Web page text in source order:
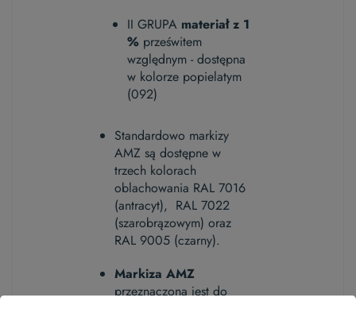
II GRUPA materiał z 1
% prześwitem
względnym - dostępna
w kolorze popielatym
(092)
Standardowo markizy
AMZ są dostępne w
trzech kolorach
oblachowania RAL 7016
(antracyt), RAL 7022
(szarobrązowym) oraz
RAL 9005 (czarny).
Markiza AMZ
przeznaczona jest do